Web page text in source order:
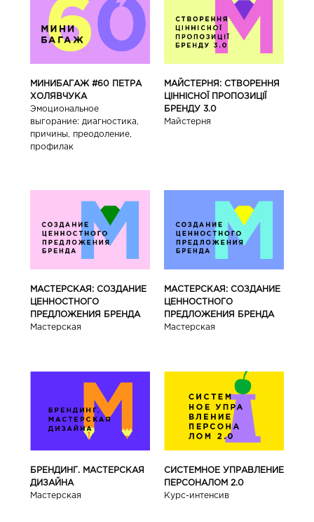
МИНИБАГАЖ #60 ПЕТРА
ХОЛЯВЧУКА
Эмоциональное
выгорание: диагностика,
причины, преодоление,
профилак
МАЙСТЕРНЯ: СТВОРЕННЯ
ЦІННІСНОЇ ПРОПОЗИЦІЇ
БРЕНДУ 3.0
Майстерня
МАСТЕРСКАЯ: СОЗДАНИЕ
ЦЕННОСТНОГО
ПРЕДЛОЖЕНИЯ БРЕНДА
Мастерская
МАСТЕРСКАЯ: СОЗДАНИЕ
ЦЕННОСТНОГО
ПРЕДЛОЖЕНИЯ БРЕНДА
Мастерская
БРЕНДИНГ. МАСТЕРСКАЯ
ДИЗАЙНА
Мастерская
СИСТЕМНОЕ УПРАВЛЕНИЕ
ПЕРСОНАЛОМ 2.0
Курс-интенсив